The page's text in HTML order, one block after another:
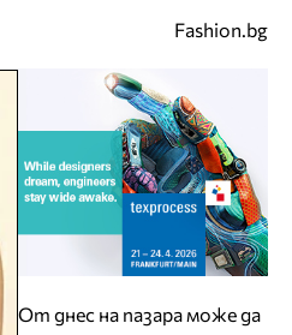
Fashion.bg
От днес на пазара може да